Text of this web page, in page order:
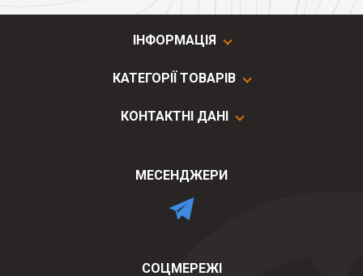
ІНФОРМАЦІЯ
КАТЕГОРІЇ ТОВАРІВ
КОНТАКТНІ ДАНІ
МЕСЕНДЖЕРИ
СОЦМЕРЕЖІ